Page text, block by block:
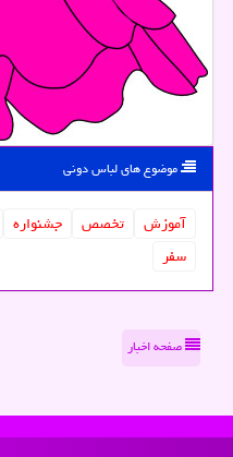
موضوع های لباس دونی
آموزش تخصص جشنواره
سفر
صفحه اخبار